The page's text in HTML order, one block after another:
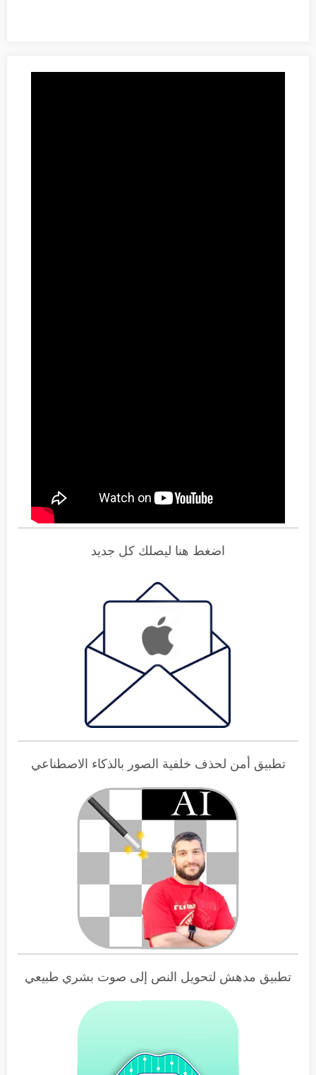
اضغط هنا ليصلك كل جديد
تطبيق أمن لحذف خلفية الصور بالذكاء الاصطناعي
تطبيق مدهش لتحويل النص إلى صوت بشري طبيعي